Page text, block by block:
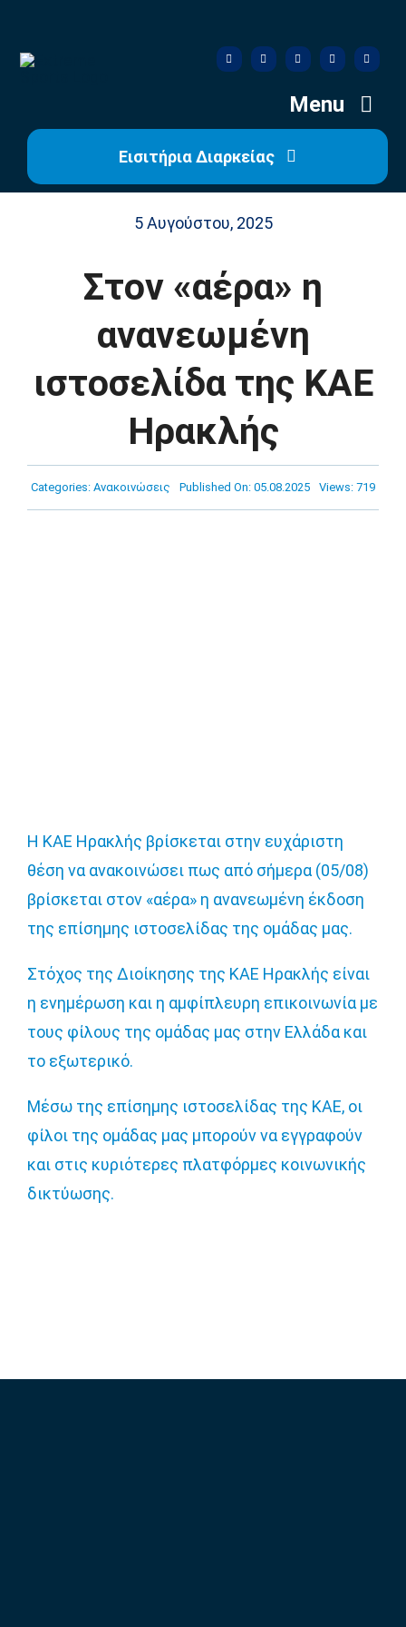
content
Menu
Ιστορία
Η Ομάδα
Η Διοίκηση
Πρόγραμμα
Εισιτήρια Διαρκείας
5 Αυγούστου, 2025
Στον «αέρα» η
ανανεωμένη
ιστοσελίδα της ΚΑΕ
Ηρακλής
Categories: Ανακοινώσεις Published On: 05.08.2025 Views: 719
Η ΚΑΕ Ηρακλής βρίσκεται στην ευχάριστη
θέση να ανακοινώσει πως από σήμερα (05/08)
βρίσκεται στον «αέρα» η ανανεωμένη έκδοση
της επίσημης ιστοσελίδας της ομάδας μας.
Στόχος της Διοίκησης της ΚΑΕ Ηρακλής είναι
η ενημέρωση και η αμφίπλευρη επικοινωνία με
τους φίλους της ομάδας μας στην Ελλάδα και
το εξωτερικό.
Μέσω της επίσημης ιστοσελίδας της ΚΑΕ, οι
φίλοι της ομάδας μας μπορούν να εγγραφούν
και στις κυριότερες πλατφόρμες κοινωνικής
δικτύωσης.